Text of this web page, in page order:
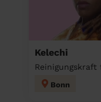
Kelechi
Bonn